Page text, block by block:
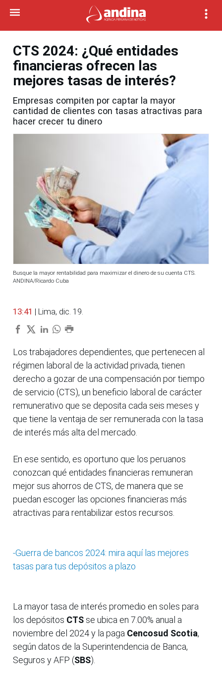
CTS 2024: ¿Qué entidades
financieras ofrecen las
mejores tasas de interés?
Empresas compiten por captar la mayor
cantidad de clientes con tasas atractivas para
hacer crecer tu dinero
Busque la mayor rentabilidad para maximizar el dinero de su cuenta CTS.
ANDINA/Ricardo Cuba
13:41 | Lima, dic. 19.
Los trabajadores dependientes, que pertenecen al
régimen laboral de la actividad privada, tienen
derecho a gozar de una compensación por tiempo
de servicio (CTS), un beneficio laboral de carácter
remunerativo que se deposita cada seis meses y
que tiene la ventaja de ser remunerada con la tasa
de interés más alta del mercado.
En ese sentido, es oportuno que los peruanos
conozcan qué entidades financieras remuneran
mejor sus ahorros de CTS, de manera que se
puedan escoger las opciones financieras más
atractivas para rentabilizar estos recursos.
-Guerra de bancos 2024: mira aquí las mejores
tasas para tus depósitos a plazo
La mayor tasa de interés promedio en soles para
los depósitos CTS se ubica en 7.00% anual a
noviembre del 2024 y la paga Cencosud Scotia,
según datos de la Superintendencia de Banca,
Seguros y AFP (SBS).